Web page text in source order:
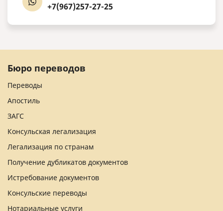
+7(967)257-27-25
Бюро переводов
Переводы
Апостиль
ЗАГС
Консульская легализация
Легализация по странам
Получение дубликатов документов
Истребование документов
Консульские переводы
Нотариальные услуги